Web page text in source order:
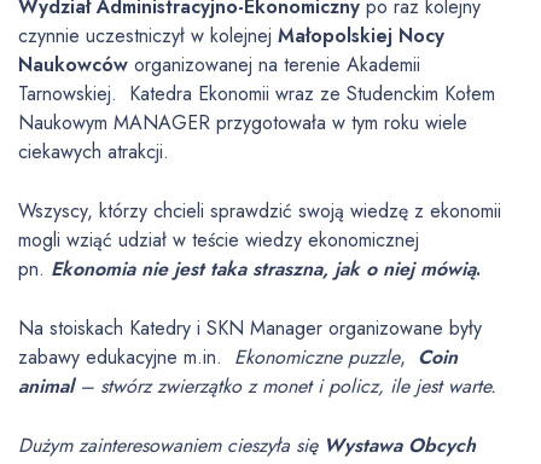
Wydział Administracyjno-Ekonomiczny po raz kolejny
czynnie uczestniczył w kolejnej Małopolskiej Nocy
Naukowców organizowanej na terenie Akademii
Tarnowskiej. Katedra Ekonomii wraz ze Studenckim Kołem
Naukowym MANAGER przygotowała w tym roku wiele
ciekawych atrakcji.
Wszyscy, którzy chcieli sprawdzić swoją wiedzę z ekonomii
mogli wziąć udział w teście wiedzy ekonomicznej
pn. Ekonomia nie jest taka straszna, jak o niej mówią.
Na stoiskach Katedry i SKN Manager organizowane były
zabawy edukacyjne m.in. Ekonomiczne puzzle, Coin
animal – stwórz zwierzątko z monet i policz, ile jest warte.
Dużym zainteresowaniem cieszyła się Wystawa Obcych